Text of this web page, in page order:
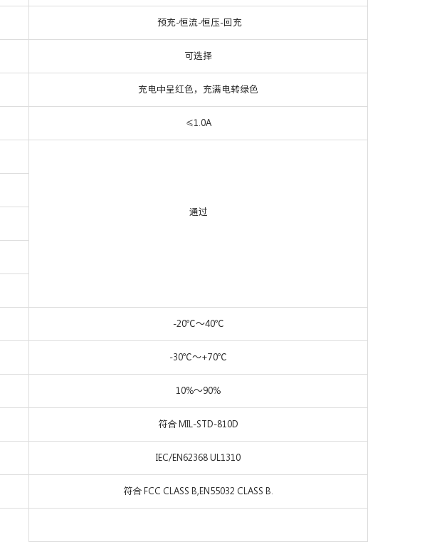
预充-恒流-恒压-回充
可选择
充电中呈红色，充满电转绿色
≤1.0A
通过
-20℃～40℃
-30℃～+70℃
10%～90%
符合 MIL-STD-810D
IEC/EN62368 UL1310
符合 FCC CLASS B,EN55032 CLASS B.